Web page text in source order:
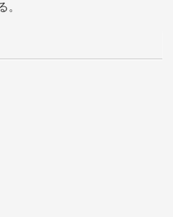
。